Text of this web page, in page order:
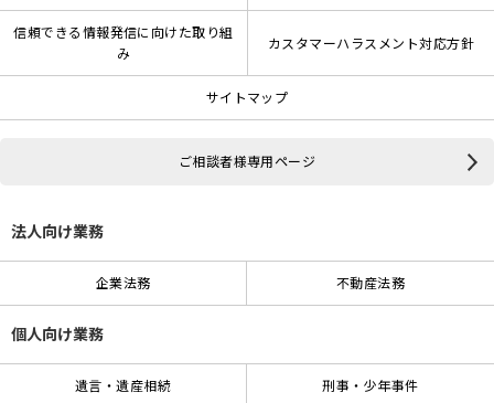
信頼できる情報発信に向けた取り組
み
カスタマーハラスメント対応方針
サイトマップ
ご相談者様専用ページ
法人向け業務
企業法務 不動産法務
個人向け業務
遺言・遺産相続 刑事・少年事件